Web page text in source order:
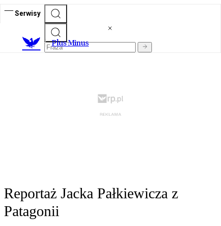
Serwisy
Plus Minus
Reportaż Jacka Pałkiewicza z
Patagonii